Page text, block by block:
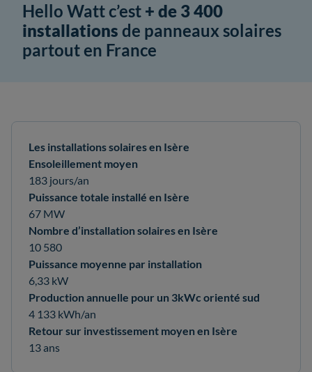
Hello Watt c’est + de 3 400
installations de panneaux solaires
partout en France
Les installations solaires en Isère
Ensoleillement moyen
183 jours/an
Puissance totale installé en Isère
67 MW
Nombre d’installation solaires en Isère
10 580
Puissance moyenne par installation
6,33 kW
Production annuelle pour un 3kWc orienté sud
4 133 kWh/an
Retour sur investissement moyen en Isère
13 ans